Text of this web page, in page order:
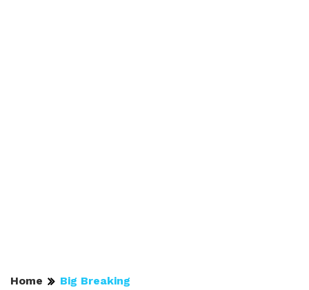
Home Big Breaking